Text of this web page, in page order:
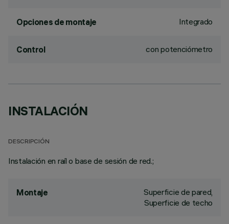
Opciones de montaje Integrado
Control con potenciómetro
INSTALACIÓN
DESCRIPCIÓN
Instalación en raíl o base de sesión de red.;
Montaje
Superficie de pared,
Superficie de techo